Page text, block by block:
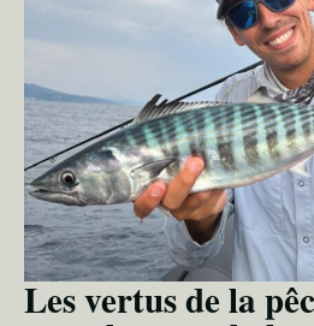
Les vertus de la